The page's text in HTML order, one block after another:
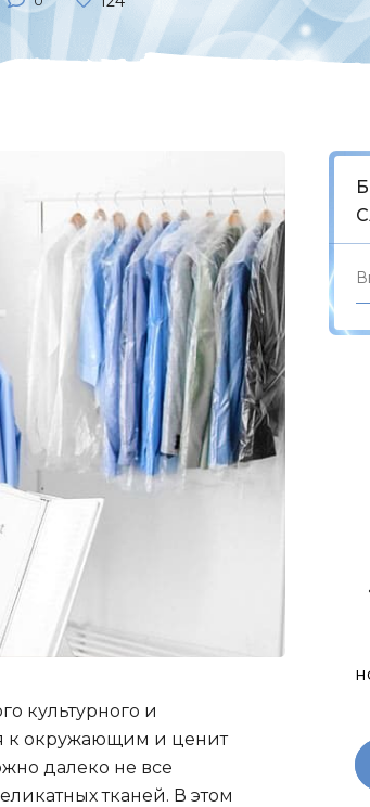
культурного и
к окружающим и ценит
далеко не все
тканей. В этом